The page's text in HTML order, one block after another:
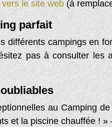
vers le site web(à
parfait
différents campings en
pas à consulter
au Camping
et la piscine chauffée ! »